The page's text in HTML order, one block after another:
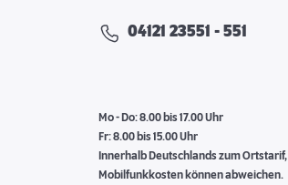
04121 23551 - 551
Mo - Do: 8.00 bis 17.00 Uhr
Fr: 8.00 bis 15.00 Uhr
Innerhalb Deutschlands zum Ortstarif,
Mobilfunkkosten können abweichen.